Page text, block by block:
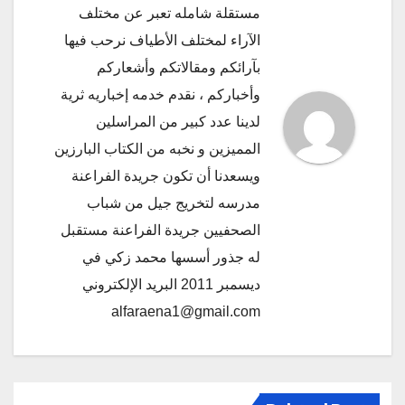
مستقلة شامله تعبر عن مختلف
الآراء لمختلف الأطياف نرحب فيها
بآرائكم ومقالاتكم وأشعاركم
وأخباركم ، نقدم خدمه إخباريه ثرية
لدينا عدد كبير من المراسلين
المميزين و نخبه من الكتاب البارزين
ويسعدنا أن تكون جريدة الفراعنة
مدرسه لتخريج جيل من شباب
الصحفيين جريدة الفراعنة مستقبل
له جذور أسسها محمد زكي في
ديسمبر 2011 البريد الإلكتروني
alfaraena1@gmail.com